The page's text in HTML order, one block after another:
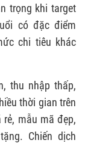
trọng khi target
có đặc điểm
chi tiêu khác
thu nhập thấp,
thời gian trên
mẫu mã đẹp,
Chiến dịch